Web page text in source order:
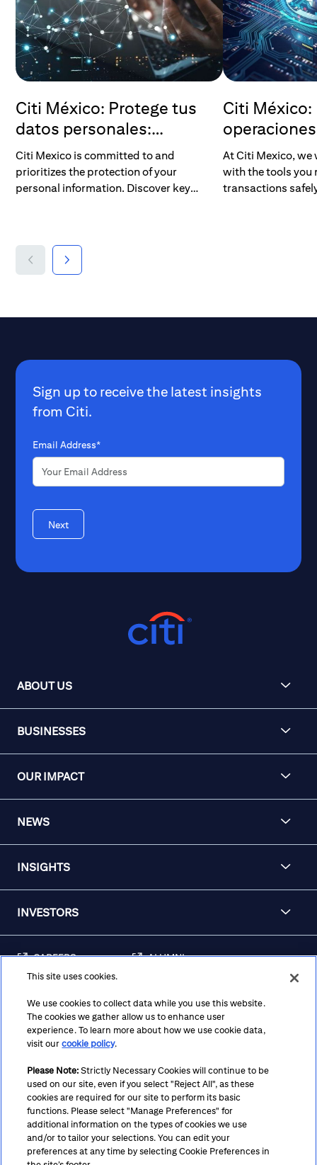
Citi México: Protege tus
datos personales:
consejos clave para tu
seguridad
Citi Mexico is committed to and
prioritizes the protection of your
personal information. Discover key
Citi
en
At Citi Mexico,
with the tools you
transactions
Sign up to receive the latest insights
from Citi.
Email Address*
Next
ABOUT US
BUSINESSES
OUR IMPACT
NEWS
INSIGHTS
INVESTORS
CAREERS ALUMNI
AWARENESS
REGULATORY
DISCLOSURES
Terms Privacy Cookie Policy
Cookie Preferences
Notice at Collection
CA Privacy Hub
Suppliers
Ethics Hotline
This site uses cookies.
We use cookies to collect data while you use this website.
The cookies we gather allow us to enhance user
experience. To learn more about how we use cookie data,
visit ourcookie policy.
Please Note: Strictly Necessary Cookies will continue to be
used on our site, even if you select "Reject All", as these
cookies are required for our site to perform its basic
functions. Please select "Manage Preferences" for
additional information on the types of cookies we use
and/or to tailor your selections. You can edit your
preferences at any time by selecting Cookie Preferences in